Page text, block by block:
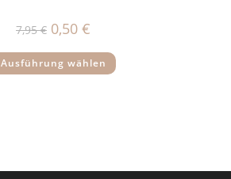
7,95€ Ursprünglicher
Preis
7,95 €
0,50 €
0,50 €.
Ausführung wählen Dieses
Produkt
der